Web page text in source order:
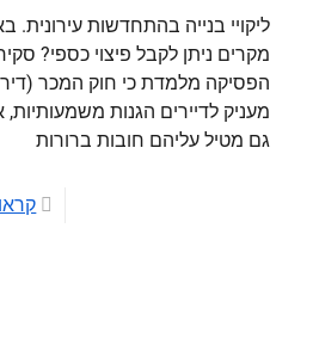
ליקויי בנייה בהתחדשות עירונית.
מקרים ניתן לקבל פיצוי כספי?
הפסיקה מלמדת כי חוק המכר
מעניק לדיירים הגנות משמעותיות,
גם מטיל עליהם חובות ברורות